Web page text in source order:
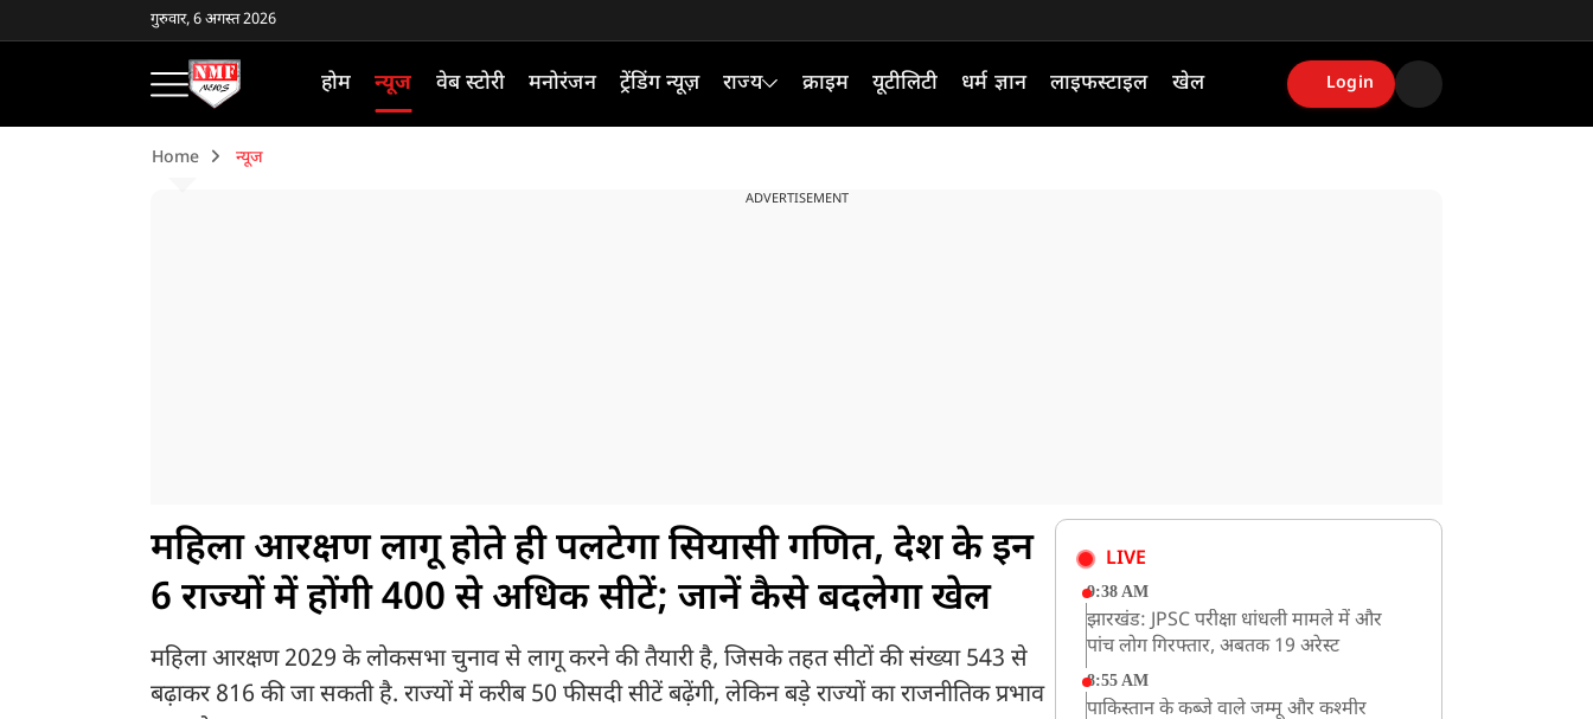
गुरुवार, 6 अगस्त 2026
होम न्यूज वेब स्टोरी मनोरंजन ट्रेंडिंग न्यूज़ राज्य क्राइम यूटीलिटी धर्म ज्ञान लाइफस्टाइल खेल Login
Home न्यूज
ADVERTISEMENT
महिला आरक्षण लागू होते ही पलटेगा सियासी गणित, देश के इन
6 राज्यों में होंगी 400 से अधिक सीटें; जानें कैसे बदलेगा खेल
महिला आरक्षण 2029 के लोकसभा चुनाव से लागू करने की तैयारी है, जिसके तहत सीटों की संख्या 543 से
बढ़ाकर 816 की जा सकती है. राज्यों में करीब 50 फीसदी सीटें बढ़ेंगी, लेकिन बड़े राज्यों का राजनीतिक प्रभाव
LIVE
9:38 AM
झारखंड: JPSC परीक्षा धांधली मामले में और
पांच लोग गिरफ्तार, अबतक 19 अरेस्ट
8:55 AM
पाकिस्तान के कब्जे वाले जम्मू और कश्मीर